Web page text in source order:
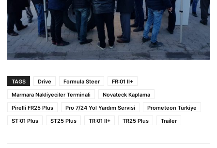
TAGS Drive Formula Steer
FR:01 II+
Marmara Nakliyeciler Terminali
Novateck Kaplama
Pirelli FR25 Plus
Pro 7/24 Yol Yardım Servisi
Prometeon Türkiye
ST:01 Plus
ST25 Plus TR:01 II+ TR25 Plus Trailer